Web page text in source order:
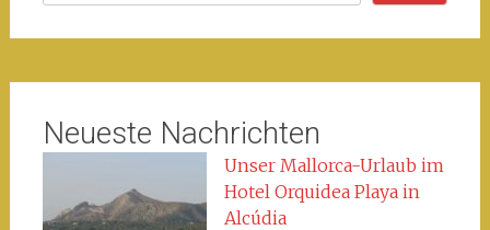
Neueste Nachrichten
Unser Mallorca-Urlaub im
Hotel Orquidea Playa in
Alcúdia